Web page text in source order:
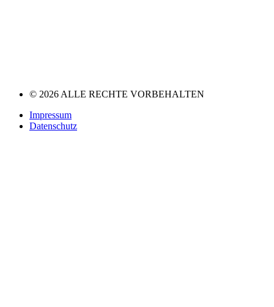
© 2026 ALLE RECHTE VORBEHALTEN
Impressum
Datenschutz